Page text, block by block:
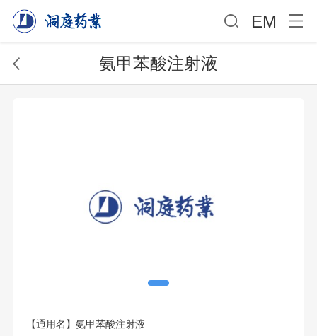
EM
氨甲苯酸注射液
【通用名】氨甲苯酸注射液